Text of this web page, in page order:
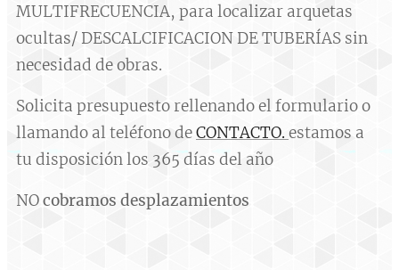
MULTIFRECUENCIA, para localizar arquetas
ocultas/ DESCALCIFICACION DE TUBERÍAS sin
necesidad de obras.
Solicita presupuesto rellenando el formulario o
llamando al teléfono deCONTACTO. estamos a
tu disposición los 365 días del año
NOcobramos desplazamientos